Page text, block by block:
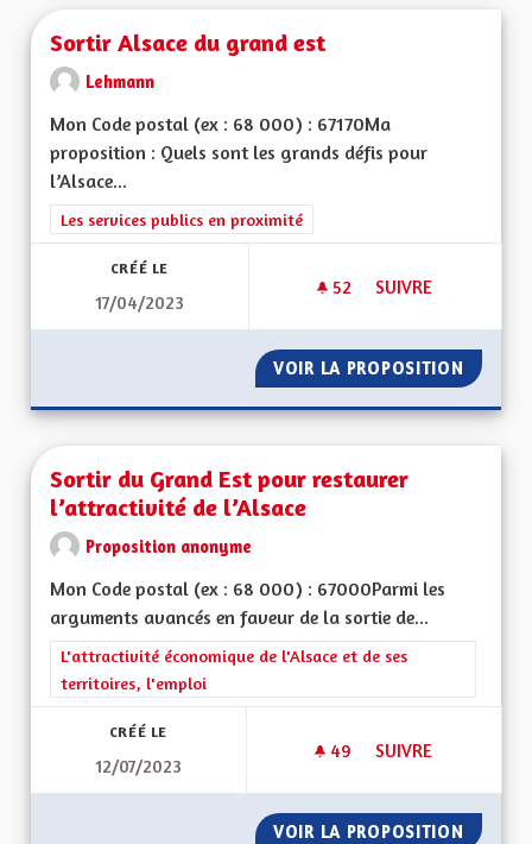
Sortir Alsace du grand est
Lehmann
Mon Code postal (ex : 68 000) : 67170Ma
proposition : Quels sont les grands défis pour
l’Alsace...
Filtrer les résultats de la catégorie : Les services publics en
Les services publics en proximité
CRÉÉ LE
17/04/2023
52 52 ABONNÉS
SUIVRE
VOIR LA PROPOSITION
Sortir du Grand Est pour restaurer
l’attractivité de l’Alsace
Proposition anonyme
Mon Code postal (ex : 68 000) : 67000Parmi les
arguments avancés en faveur de la sortie de...
Filtrer les résultats de la catégorie : L'attractivité
L'attractivité économique de l'Alsace et de ses
territoires, l'emploi
CRÉÉ LE
12/07/2023
49 49 ABONNÉS
SUIVRE
VOIR LA PROPOSITION